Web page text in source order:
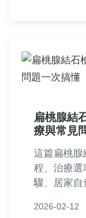
扁桃腺結
療與常見
這篇扁桃腺
程、治療選
驟、居家自
訊，讓你就
2026-02-12